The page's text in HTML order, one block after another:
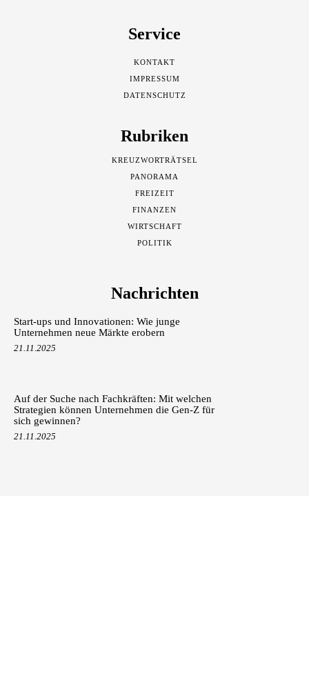
Service
KONTAKT
IMPRESSUM
DATENSCHUTZ
Rubriken
KREUZWORTRÄTSEL
PANORAMA
FREIZEIT
FINANZEN
WIRTSCHAFT
POLITIK
Nachrichten
Start-ups und Innovationen: Wie junge
Unternehmen neue Märkte erobern
21.11.2025
Auf der Suche nach Fachkräften: Mit welchen
Strategien können Unternehmen die Gen-Z für
sich gewinnen?
21.11.2025